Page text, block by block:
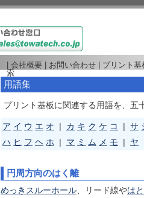
用語集
プリント基板に関連する用語を、五
ア イ ウ エ オ | カ キ ク ケ コ | サ
ハ ヒ フ ヘ ホ | マ ミ ム メ モ | ヤ
円周方向のはく離
めっきスルーホール 、リード線やは
会社概要 お問い合わせ
プリント
索